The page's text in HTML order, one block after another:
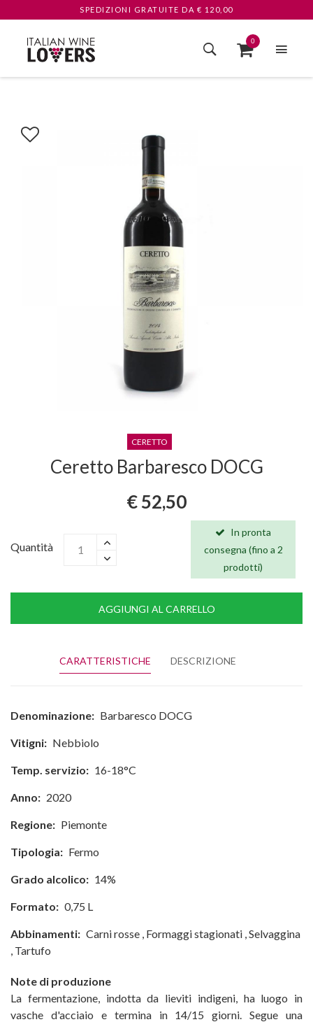
SPEDIZIONI GRATUITE DA € 120,00
0
CERETTO
Ceretto Barbaresco DOCG
€ 52,50
Quantità
In pronta
consegna (fino a 2
prodotti)
AGGIUNGI AL CARRELLO
CARATTERISTICHE DESCRIZIONE
Denominazione: Barbaresco DOCG
Vitigni: Nebbiolo
Temp. servizio: 16-18°C
Anno: 2020
Regione: Piemonte
Tipologia: Fermo
Grado alcolico: 14%
Formato: 0,75 L
Abbinamenti: Carni rosse , Formaggi stagionati ,Selvaggina
, Tartufo
Note di produzione
La fermentazione, indotta da lieviti indigeni, ha luogo in
vasche d'acciaio e termina in 14/15 giorni. Segue una